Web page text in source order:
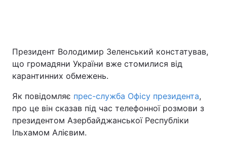
Президент Володимир Зеленський констатував,
що громадяни України вже стомилися від
карантинних обмежень.
Як повідомляє прес-служба Офісу президента,
про це він сказав під час телефонної розмови з
президентом Азербайджанської Республіки
Ільхамом Алієвим.